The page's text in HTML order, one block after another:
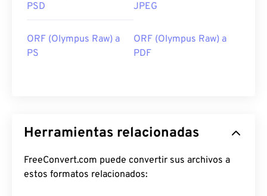
PSD
JPEG
ORF (Olympus Raw) a
PS
ORF (Olympus Raw) a
PDF
Herramientas relacionadas
FreeConvert.com puede convertir sus archivos a
estos formatos relacionados: